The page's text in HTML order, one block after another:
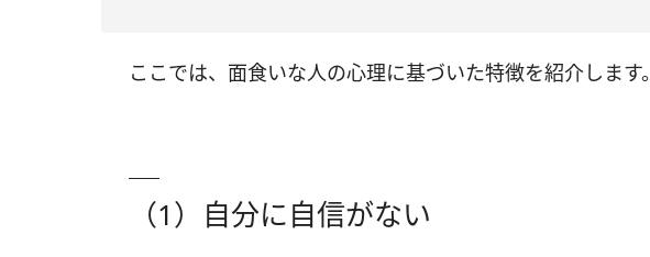
ここでは、面食いな人の心理に基づいた特徴を紹介します。
（1）自分に自信がない